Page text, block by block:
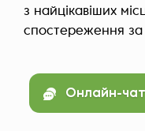
з найцікавіших
спостереження
Онлайн-чат